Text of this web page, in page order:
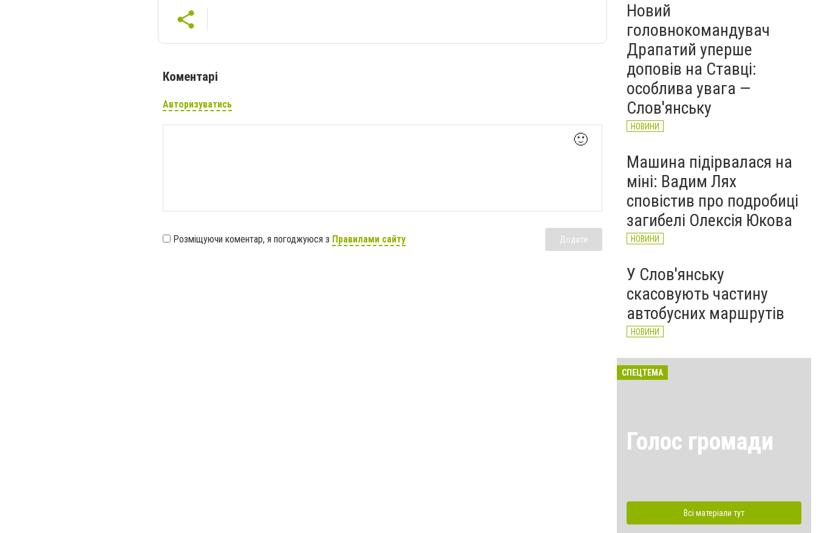
Коментарі
Авторизуватись
🙂
Розміщуючи коментар, я погоджуюся з Правилами сайту Додати
Новий
головнокомандувач
Драпатий уперше
доповів на Ставці:
особлива увага —
Слов'янську
НОВИНИ
Машина підірвалася на
міні: Вадим Лях
сповістив про подробиці
загибелі Олексія Юкова
НОВИНИ
У Слов'янську
скасовують частину
автобусних маршрутів
НОВИНИ
СПЕЦТЕМА
Голос громади
Всі матеріали тут